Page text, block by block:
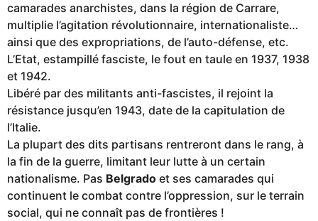
camarades anarchistes, dans la région de Carrare,
multiplie l’agitation révolutionnaire, internationaliste…
ainsi que des expropriations, de l’auto-défense, etc.
L’Etat, estampillé fasciste, le fout en taule en 1937, 1938
et 1942.
Libéré par des militants anti-fascistes, il rejoint la
résistance jusqu’en 1943, date de la capitulation de
l’Italie.
La plupart des dits partisans rentreront dans le rang, à
la fin de la guerre, limitant leur lutte à un certain
nationalisme. Pas Belgrado et ses camarades qui
continuent le combat contre l’oppression, sur le terrain
social, qui ne connaît pas de frontières !